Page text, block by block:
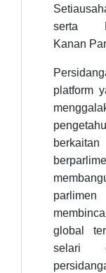
serta
Kanan
platform
global
selari